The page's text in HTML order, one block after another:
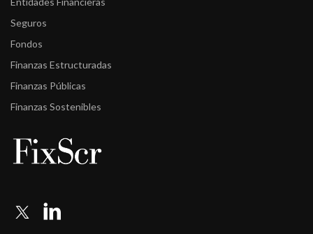
Seguros
Fondos
Finanzas Estructuradas
Finanzas Públicas
Finanzas Sostenibles